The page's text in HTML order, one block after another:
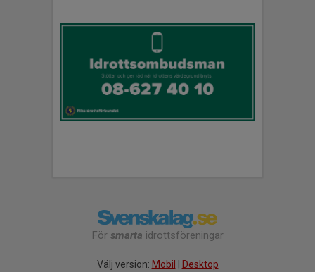
För smarta idrottsföreningar
Välj version: Mobil Desktop